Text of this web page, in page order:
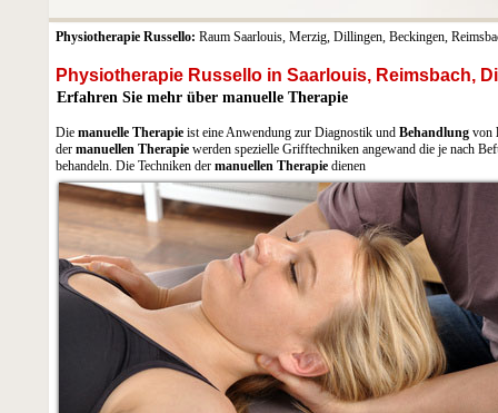
Physiotherapie Russello: Raum Saarlouis, Merzig, Dillingen, Beckingen,
Die manuelle Therapie ist eine Anwendung zur Diagnostik und Behandlung von
der manuellen Therapie werden spezielle Grifftechniken angewand die je nach
behandeln. Die Techniken der manuellen Therapie dienen
Physiotherapie Russello in Saarlouis, Reimsbach,
Erfahren Sie mehr über manuelle Therapie